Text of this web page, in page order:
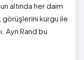
altında her daim
kurgu ile
Ayn Rand bu